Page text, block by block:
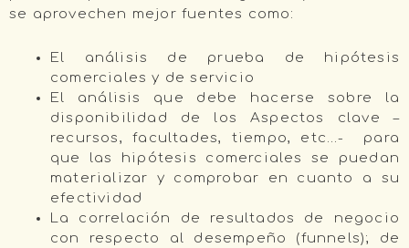
se aprovechen mejor fuentes como:
El análisis de prueba de hipótesis
comerciales y de servicio
El análisis que debe hacerse sobre la
disponibilidad de los Aspectos clave –
recursos, facultades, tiempo, etc…- para
que las hipótesis comerciales se puedan
materializar y comprobar en cuanto a su
efectividad
La correlación de resultados de negocio
con respecto al desempeño (funnels); de